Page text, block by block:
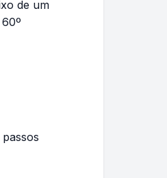
de um